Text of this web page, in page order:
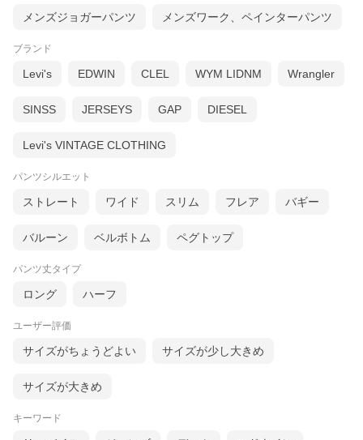
メンズジョガーパンツ メンズワーク、ペインターパンツ
ブランド
Levi's EDWIN CLEL WYM LIDNM Wrangler
SINSS JERSEYS GAP DIESEL
Levi's VINTAGE CLOTHING
パンツシルエット
ストレート ワイド スリム フレア バギー
バルーン ベルボトム ペグトップ
パンツ丈タイプ
ロング ハーフ
ユーザー評価
サイズがちょうどよい サイズが少し大きめ
サイズが大きめ
キーワード